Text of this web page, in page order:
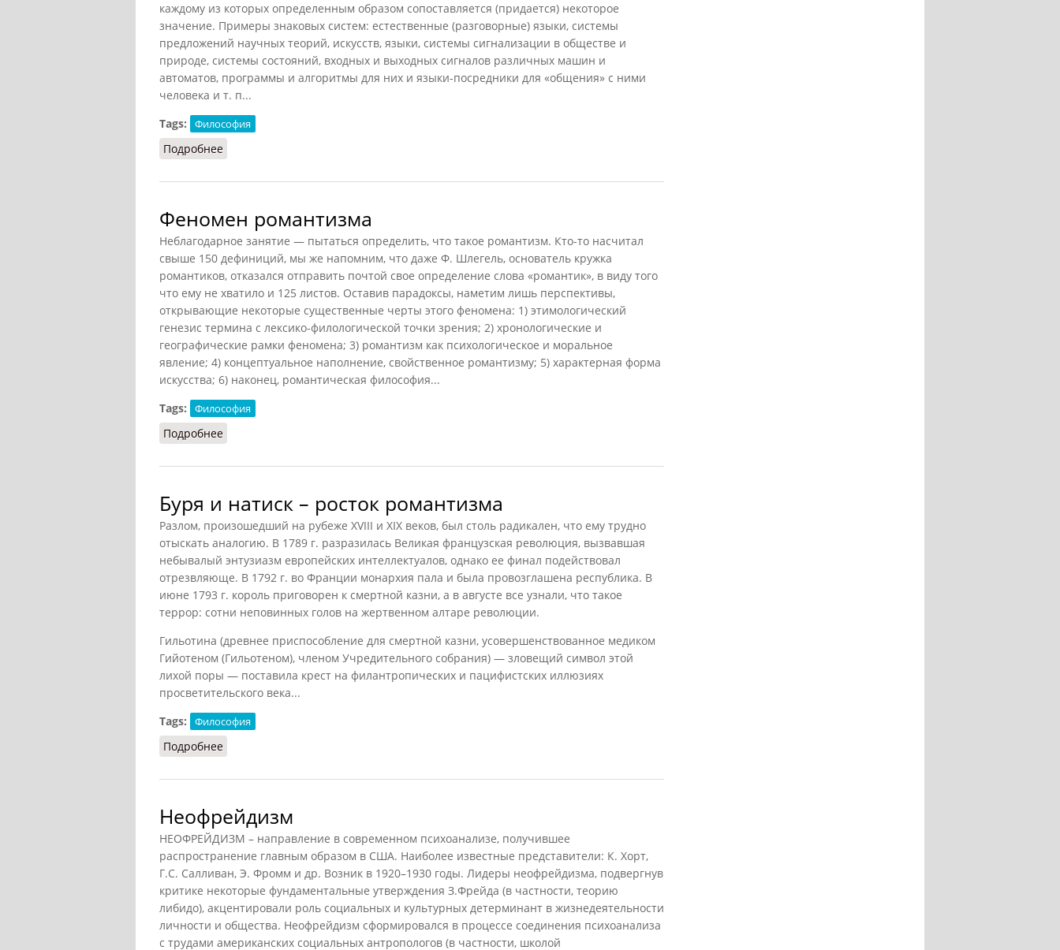
каждому из которых определенным образом сопоставляется (придается) некоторое
значение. Примеры знаковых систем: естественные (разговорные) языки, системы
предложений научных теорий, искусств, языки, системы сигнализации в обществе и
природе, системы состояний, входных и выходных сигналов различных машин и
автоматов, программы и алгоритмы для них и языки-посредники для «общения» с ними
человека и т. п...
Tags:
Философия
Подробнее
Феномен романтизма
Неблагодарное занятие — пытаться определить, что такое романтизм. Кто-то насчитал
свыше 150 дефиниций, мы же напомним, что даже Ф. Шлегель, основатель кружка
романтиков, отказался отправить почтой свое определение слова «романтик», в виду того
что ему не хватило и 125 листов. Оставив парадоксы, наметим лишь перспективы,
открывающие некоторые существенные черты этого феномена: 1) этимологический
генезис термина с лексико-филологической точки зрения; 2) хронологические и
географические рамки феномена; 3) романтизм как психологическое и моральное
явление; 4) концептуальное наполнение, свойственное романтизму; 5) характерная форма
искусства; 6) наконец, романтическая философия...
Tags:
Философия
Подробнее
Буря и натиск – росток романтизма
Разлом, произошедший на рубеже XVIII и XIX веков, был столь радикален, что ему трудно
отыскать аналогию. В 1789 г. разразилась Великая французская революция, вызвавшая
небывалый энтузиазм европейских интеллектуалов, однако ее финал подействовал
отрезвляюще. В 1792 г. во Франции монархия пала и была провозглашена республика. В
июне 1793 г. король приговорен к смертной казни, а в августе все узнали, что такое
террор: сотни неповинных голов на жертвенном алтаре революции.
Гильотина (древнее приспособление для смертной казни, усовершенствованное медиком
Гийотеном (Гильотеном), членом Учредительного собрания) — зловещий символ этой
лихой поры — поставила крест на филантропических и пацифистских иллюзиях
просветительского века...
Tags:
Философия
Подробнее
Неофрейдизм
НЕОФРЕЙДИЗМ – направление в современном психоанализе, получившее
распространение главным образом в США. Наиболее известные представители: К. Хорт,
Г.С. Салливан, Э. Фромм и др. Возник в 1920–1930 годы. Лидеры неофрейдизма, подвергнув
критике некоторые фундаментальные утверждения З.Фрейда (в частности, теорию
либидо), акцентировали роль социальных и культурных детерминант в жизнедеятельности
личности и общества. Неофрейдизм сформировался в процессе соединения психоанализа
с трудами американских социальных антропологов (в частности, школой